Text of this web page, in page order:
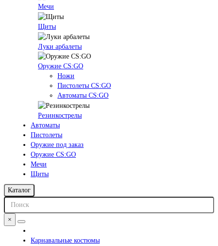
Мечи
Щиты
Луки арбалеты
Оружие CS:GO
Ножи
Пистолеты CS:GO
Автоматы CS:GO
Резинкострелы
Автоматы
Пистолеты
Оружие под заказ
Оружие CS:GO
Мечи
Щиты
Каталог
×
Карнавальные костюмы